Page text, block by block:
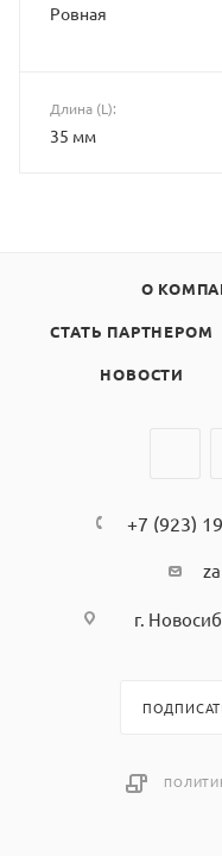
Ровная
Длина (L):
35 мм
О
СТАТЬ ПАРТНЕРОМ
НОВОСТИ
+7 (923)
г.